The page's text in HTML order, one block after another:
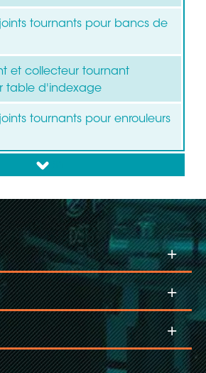
tournants pour bancs de
et collecteur tournant
table d'indexage
tournants pour enrouleurs
down
+
+
+